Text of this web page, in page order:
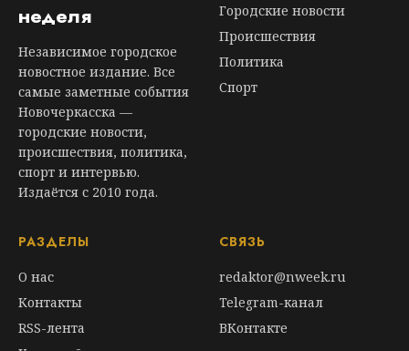
неделя
Независимое городское
новостное издание. Все
самые заметные события
Новочеркасска —
городские новости,
происшествия, политика,
спорт и интервью.
Издаётся с 2010 года.
Городские новости
Происшествия
Политика
Спорт
РАЗДЕЛЫ
О нас
Контакты
RSS-лента
СВЯЗЬ
redaktor@nweek.ru
Telegram-канал
ВКонтакте